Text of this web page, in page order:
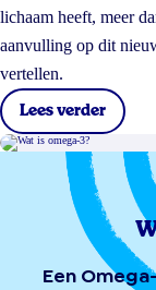
lichaam heeft, meer
aanvulling op dit
vertellen.
Lees verder
Een